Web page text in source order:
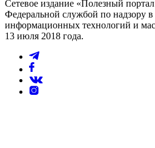
Сетевое издание «Полезный
Федеральной службой по надзору в
информационных технологий и
13 июля 2018 года.